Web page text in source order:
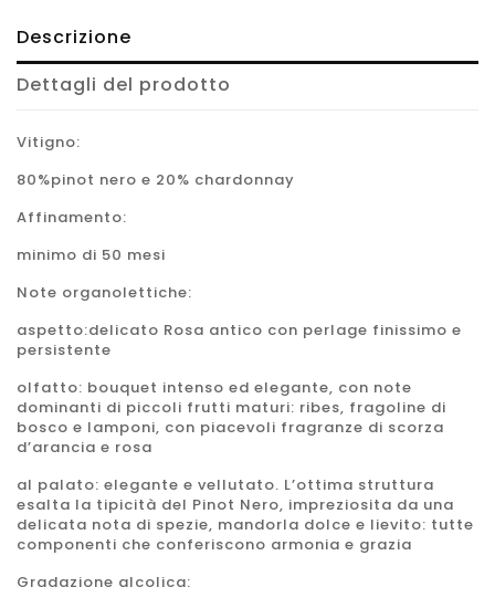
Descrizione
Dettagli del prodotto
Vitigno:
80%pinot nero e 20% chardonnay
Affinamento:
minimo di 50 mesi
Note organolettiche:
aspetto:delicato Rosa antico con perlage finissimo e
persistente
olfatto: bouquet intenso ed elegante, con note
dominanti di piccoli frutti maturi: ribes, fragoline di
bosco e lamponi, con piacevoli fragranze di scorza
d’arancia e rosa
al palato: elegante e vellutato. L’ottima struttura
esalta la tipicità del Pinot Nero, impreziosita da una
delicata nota di spezie, mandorla dolce e lievito: tutte
componenti che conferiscono armonia e grazia
Gradazione alcolica: